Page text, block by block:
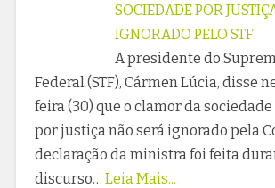
SOCIEDADE POR
IGNORADO PELO STF
A presidente do
Federal (STF), Cármen Lúcia, disse
feira (30) que o clamor da
por justiça não será ignorado pela
declaração da ministra foi feita
discurso… Leia Mais...